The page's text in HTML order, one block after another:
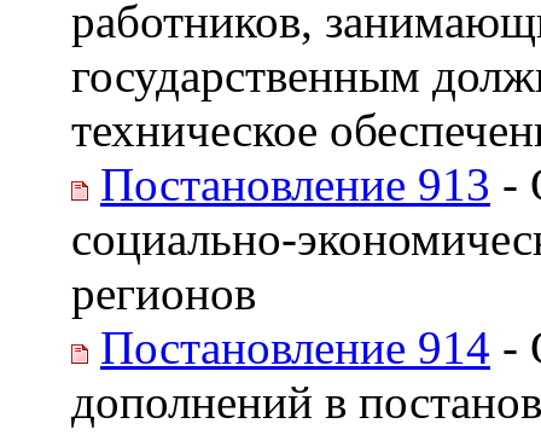
работников,
государственным
техническое
Постановление 913 -
социально-
регионов
Постановление 914 -
дополнений в